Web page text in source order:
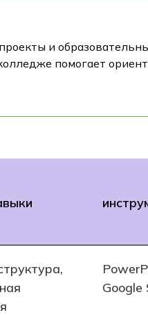
и
помогает
Google